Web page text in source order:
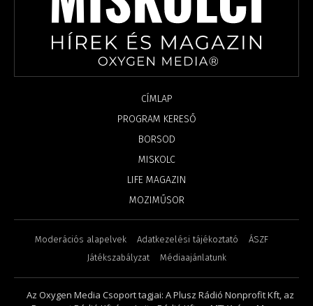
CÍMLAP
PROGRAM KERESŐ
BORSOD
MISKOLC
LIFE MAGAZIN
MOZIMŰSOR
Moderációs alapelvek Adatkezelési tájékoztató
ÁSZF
Játékszabályzat
Médiaajánlatunk
Az Oxygen Media Csoport tagjai: A Plusz Rádió Nonprofit Kft, az